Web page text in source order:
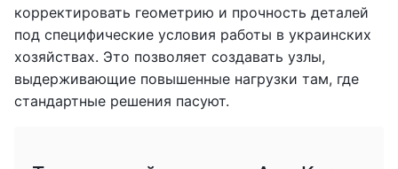
корректировать геометрию и прочность деталей
под специфические условия работы в украинских
хозяйствах. Это позволяет создавать узлы,
выдерживающие повышенные нагрузки там, где
стандартные решения пасуют.